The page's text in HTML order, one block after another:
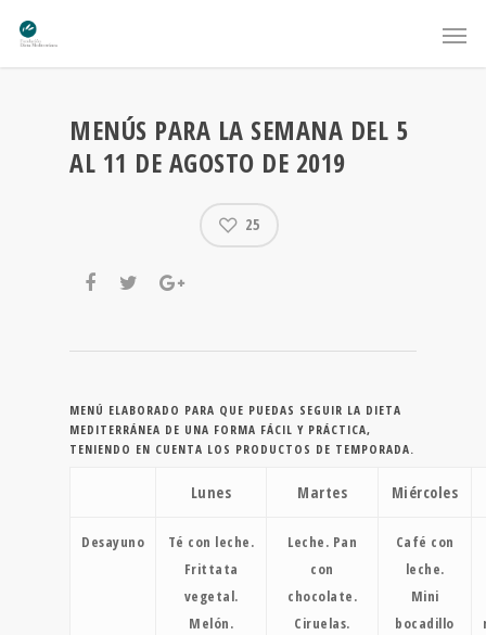
MENÚS PARA LA SEMANA DEL 5
AL 11 DE AGOSTO DE 2019
25
MENÚ ELABORADO PARA QUE PUEDAS SEGUIR LA DIETA
MEDITERRÁNEA DE UNA FORMA FÁCIL Y PRÁCTICA,
TENIENDO EN CUENTA LOS PRODUCTOS DE TEMPORADA.
Lunes Martes Miércoles
Desayuno
Té con leche.
Frittata
vegetal.
Melón.
Leche. Pan
con
chocolate.
Ciruelas.
Café con
leche.
Mini
bocadillo